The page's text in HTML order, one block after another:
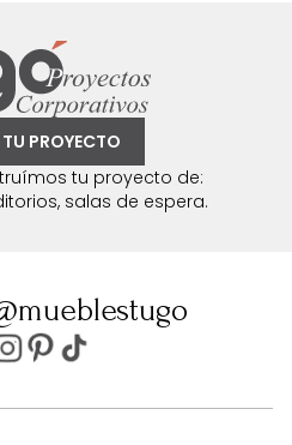
PROYECTO
tu proyecto de:
salas de espera.